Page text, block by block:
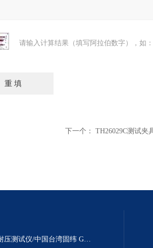
请输入计算结果（填写阿拉伯数字），如
下一个： TH26029C测试夹
GPT-9803耐压测试仪/中国台湾固纬 GWinstek GPT-9803安规测试仪